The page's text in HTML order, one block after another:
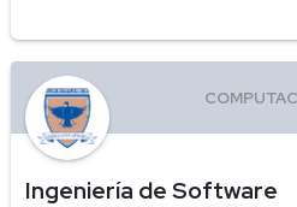
Ingeniería de Software